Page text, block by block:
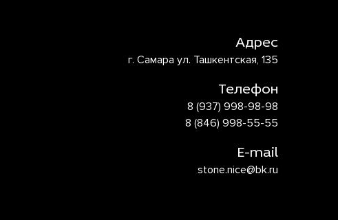
Адрес
г. Самара ул. Ташкентская, 135
Телефон
8 (937) 998-98-98
8 (846) 998-55-55
E-mail
stone.nice@bk.ru